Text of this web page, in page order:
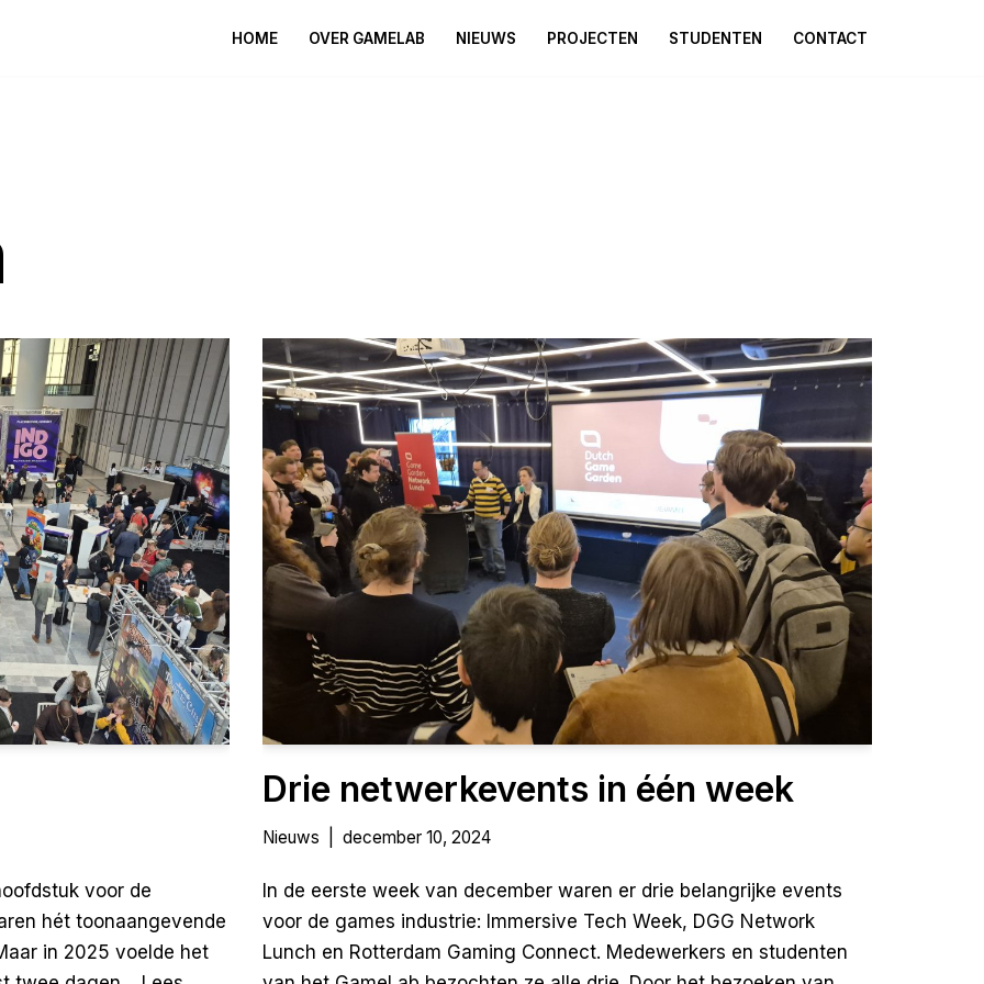
HOME OVER GAMELAB NIEUWS PROJECTEN STUDENTEN CONTACT
voor de
hét toonaangevende
in 2025 voelde het
Drie netwerkevents in één week
Nieuws december 10, 2024
In de eerste week van december waren er drie belangrijke events
voor de games industrie: Immersive Tech Week, DGG Network
Lunch en Rotterdam Gaming Connect. Medewerkers en studenten